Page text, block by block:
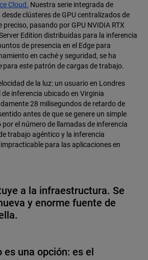
Cloud. Nuestra serie integrada de
clústeres de GPU centralizados de
pasando por GPU NVIDIA RTX
Edition distribuidas para la inferencia
de presencia en el Edge para
en caché y seguridad, se ha
para este patrón de cargas de trabajo.
de la luz: un usuario en Londres
inferencia ubicado en Virginia
28 milisegundos de retardo de
antes de que se genere un simple
el número de llamadas de inferencia
trabajo agéntico y la inferencia
para las aplicaciones en
a la infraestructura. Se
y enorme fuente de
es una opción: es el